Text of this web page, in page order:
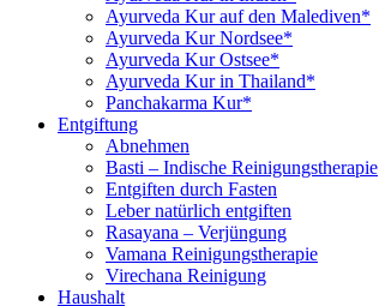
Ayurveda Kur auf den Malediven*
Ayurveda Kur Nordsee*
Ayurveda Kur Ostsee*
Ayurveda Kur in Thailand*
Panchakarma Kur*
Entgiftung
Abnehmen
Basti – Indische Reinigungstherapie
Entgiften durch Fasten
Leber natürlich entgiften
Rasayana – Verjüngung
Vamana Reinigungstherapie
Virechana Reinigung
Haushalt